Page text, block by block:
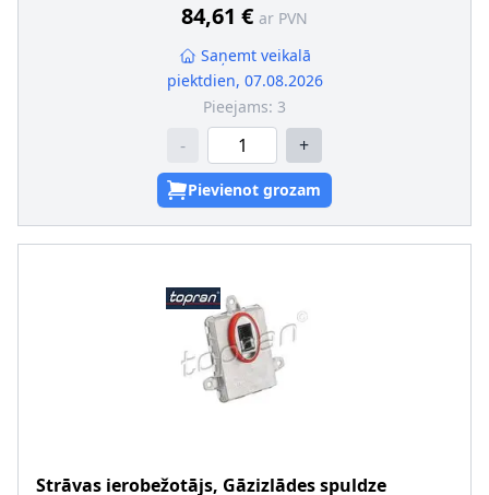
84,61 € ar PVN
Saņemt veikalā
piektdien, 07.08.2026
Pieejams: 3
- +
Pievienot grozam
Strāvas ierobežotājs, Gāzizlādes spuldze